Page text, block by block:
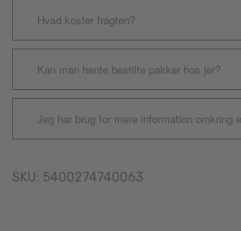
Hvad koster fragten?
Kan man hente bestilte pakker hos jer?
Jeg har brug for mere information omkring
SKU: 5400274740063